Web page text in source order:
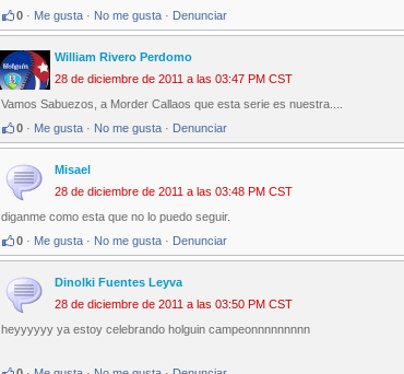
0 · Me gusta · No me gusta · Denunciar
William Rivero Perdomo
28 de diciembre de 2011 a las 03:47 PM CST
Vamos Sabuezos, a Morder Callaos que esta serie es nuestra....
0 · Me gusta · No me gusta · Denunciar
Misael
28 de diciembre de 2011 a las 03:48 PM CST
diganme como esta que no lo puedo seguir.
0 · Me gusta · No me gusta · Denunciar
Dinolki Fuentes Leyva
28 de diciembre de 2011 a las 03:50 PM CST
heyyyyyy ya estoy celebrando holguin campeonnnnnnnnn